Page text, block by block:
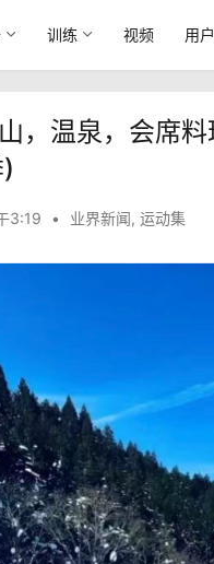
训练 视频 用
，温泉，会席
3:19 • 业界新闻, 运动集